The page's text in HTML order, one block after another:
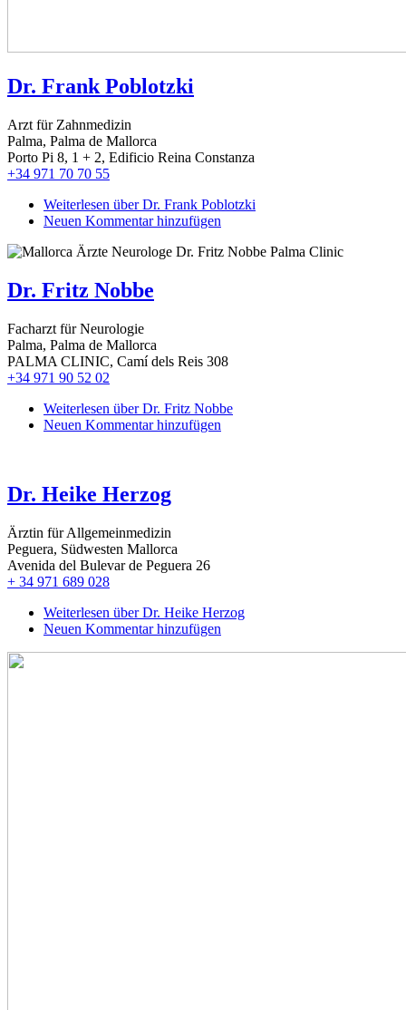
Dr. Frank Poblotzki
Arzt für Zahnmedizin
Palma, Palma de Mallorca
Porto Pi 8, 1 + 2, Edificio Reina Constanza
+34 971 70 70 55
Weiterlesen über Dr. Frank Poblotzki
Neuen Kommentar hinzufügen
Dr. Fritz Nobbe
Facharzt für Neurologie
Palma, Palma de Mallorca
PALMA CLINIC, Camí dels Reis 308
+34 971 90 52 02
Weiterlesen über Dr. Fritz Nobbe
Neuen Kommentar hinzufügen
Dr. Heike Herzog
Ärztin für Allgemeinmedizin
Peguera, Südwesten Mallorca
Avenida del Bulevar de Peguera 26
+ 34 971 689 028
Weiterlesen über Dr. Heike Herzog
Neuen Kommentar hinzufügen